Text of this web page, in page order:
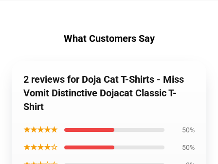
What Customers Say
2 reviews for Doja Cat T-Shirts - Miss
Vomit Distinctive Dojacat Classic T-
Shirt
★★★★★ 50%
★★★★☆ 50%